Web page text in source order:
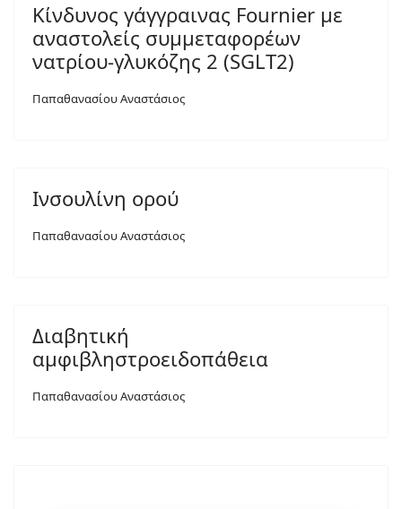
Κίνδυνος γάγγραινας Fournier με
αναστολείς συμμεταφορέων
νατρίου-γλυκόζης 2 (SGLT2)
Παπαθανασίου Αναστάσιος
Ινσουλίνη ορού
Παπαθανασίου Αναστάσιος
Διαβητική
αμφιβληστροειδοπάθεια
Παπαθανασίου Αναστάσιος